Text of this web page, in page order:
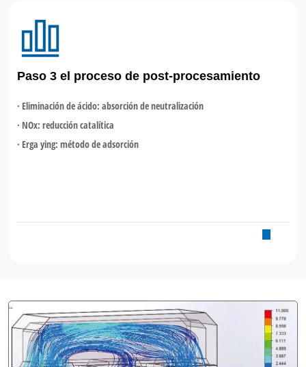
Paso 3 el proceso de post-procesamiento
· Eliminación de ácido: absorción de neutralización
· NOx: reducción catalítica
· Erga ying: método de adsorción